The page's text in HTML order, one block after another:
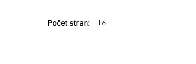
Počet stran: 16